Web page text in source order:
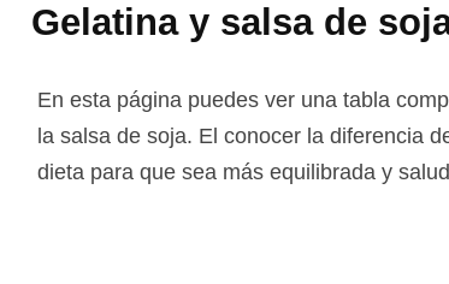
Gelatina y salsa de
En esta página puedes ver una tabla
la salsa de soja. El conocer la diferencia
dieta para que sea más equilibrada y